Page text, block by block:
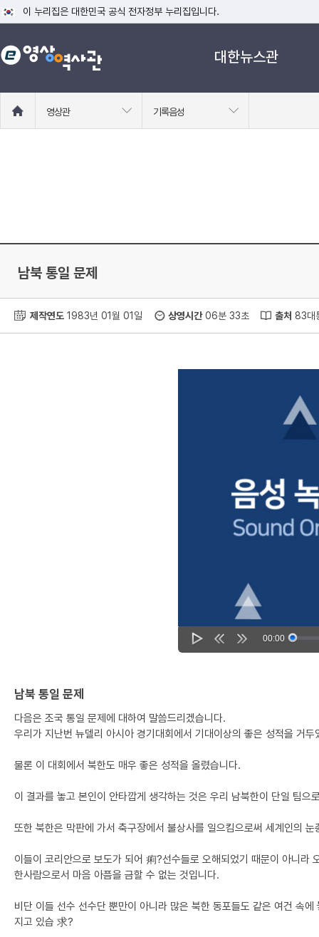
이 누리집은 대한민국 공식 전자정부 누리집입니다.
공식 누리집 주소 확인하기
go.kr 주소를 사용하는 누리집은 대한민국 정부기관이 관리하는 누리집입니
대한뉴스관
로
영상관 기록음성
남북 통일 문제
제작연도 1983년 01월 01일 상영시간06분 33초 출처 83대
남북 통일 문제
다음은 조국 통일 문제에 대하여 말씀드리겠습니다.
우리가 지난번 뉴델리 아시아 경기대회에서 기대이상의 좋은 성적을 거
물론 이 대회에서 북한도 매우 좋은 성적을 올렸습니다.
이 결과를 놓고 본인이 안타깝게 생각하는 것은 우리 남북한이 단일 팀
또한 북한은 막판에 가서 축구장에서 불상사를 일으킴으로써 세계인의
이들이 코리안으로 보도가 되어 痢?선수들로 오해되었기 때문이 아니라
한사람으로서 마음 아픔을 금할 수 없는 것입니다.
비단 이들 선수 선수단 뿐만이 아니라 많은 북한 동포들도 같은 여건 속
지고 있습 求?